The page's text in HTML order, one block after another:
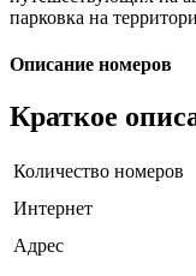
парковка на
Описание номеров
Краткое
Количество номеров
Интернет
Адрес